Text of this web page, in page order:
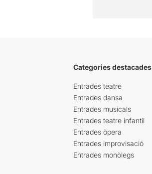
Categories destacades
Entrades teatre
Entrades dansa
Entrades musicals
Entrades teatre infantil
Entrades òpera
Entrades improvisació
Entrades monòlegs